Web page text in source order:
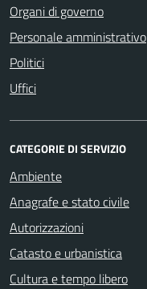
Organi di governo
Personale amministrativo
Politici
Uffici
CATEGORIE DI SERVIZIO
Ambiente
Anagrafe e stato civile
Autorizzazioni
Catasto e urbanistica
Cultura e tempo libero